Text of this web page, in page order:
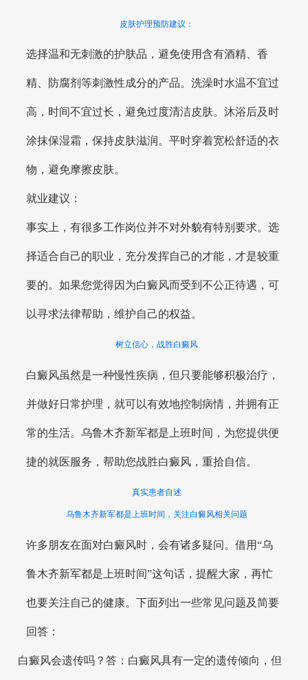
皮肤护理预防建议：
选择温和无刺激的护肤品，避免使用含有酒精、香
精、防腐剂等刺激性成分的产品。洗澡时水温不宜过
高，时间不宜过长，避免过度清洁皮肤。沐浴后及时
涂抹保湿霜，保持皮肤滋润。平时穿着宽松舒适的衣
物，避免摩擦皮肤。
就业建议：
事实上，有很多工作岗位并不对外貌有特别要求。选
择适合自己的职业，充分发挥自己的才能，才是较重
要的。如果您觉得因为白癜风而受到不公正待遇，可
以寻求法律帮助，维护自己的权益。
树立信心，战胜白癜风
白癜风虽然是一种慢性疾病，但只要能够积极治疗，
并做好日常护理，就可以有效地控制病情，并拥有正
常的生活。乌鲁木齐新军都是上班时间，为您提供便
捷的就医服务，帮助您战胜白癜风，重拾自信。
真实患者自述
乌鲁木齐新军都是上班时间，关注白癜风相关问题
许多朋友在面对白癜风时，会有诸多疑问。借用“乌
鲁木齐新军都是上班时间”这句话，提醒大家，再忙
也要关注自己的健康。下面列出一些常见问题及简要
回答：
白癜风会遗传吗？答：白癜风具有一定的遗传倾向，但